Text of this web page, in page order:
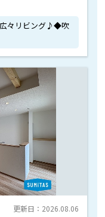
々リビング♪◆吹
更新日：2026.08.06